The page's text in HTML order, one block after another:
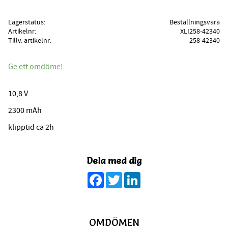
Lagerstatus
Beställningsvara
Artikelnr
XLI258-42340
Tillv. artikelnr
258-42340
Ge ett omdöme!
10,8 V
2300 mAh
klipptid ca 2h
Dela med dig
Facebook
Twitter
OMDÖMEN